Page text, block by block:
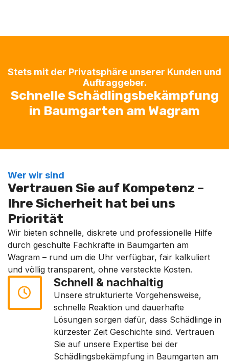
Stets mit der Privatsphäre unserer Kunden und
Auftraggeber.
Schnelle Schädlingsbekämpfung
in Baumgarten am Wagram
Wer wir sind
Vertrauen Sie auf Kompetenz –
Ihre Sicherheit hat bei uns
Priorität
Wir bieten schnelle, diskrete und professionelle Hilfe
durch geschulte Fachkräfte in Baumgarten am
Wagram – rund um die Uhr verfügbar, fair kalkuliert
und völlig transparent, ohne versteckte Kosten.
Schnell & nachhaltig
Unsere strukturierte Vorgehensweise,
schnelle Reaktion und dauerhafte
Lösungen sorgen dafür, dass Schädlinge in
kürzester Zeit Geschichte sind. Vertrauen
Sie auf unsere Expertise bei der
Schädlingsbekämpfung in Baumgarten am